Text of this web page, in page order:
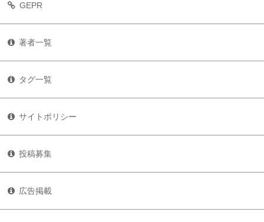
GEPR
著者一覧
タグ一覧
サイトポリシー
投稿募集
広告掲載